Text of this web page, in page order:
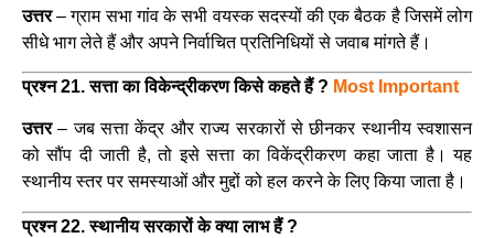
उत्तर–ग्राम सभा गांव के सभी वयस्क सदस्यों की एक बैठक है जिसमें लोग
सीधे भाग लेते हैं और अपने निर्वाचित प्रतिनिधियों से जवाब मांगते हैं।
प्रश्न 21. सत्ता का विकेन्द्रीकरण किसे कहते हैं ? Most Important
उत्तर–जब सत्ता केंद्र और राज्य सरकारों से छीनकर स्थानीय स्वशासन
को सौंप दी जाती है, तो इसे सत्ता का विकेंद्रीकरण कहा जाता है। यह
स्थानीय स्तर पर समस्याओं और मुद्दों को हल करने के लिए किया जाता है।
प्रश्न 22. स्थानीय सरकारों के क्या लाभ हैं ?